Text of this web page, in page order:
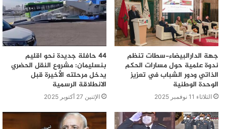
جهة الدارالبيضاء-سطات تنظم
ندوة علمية حول مسارات الحكم
الذاتي ودور الشباب في تعزيز
الوحدة الوطنية
الثلاثاء 11 نوفمبر 2025
44 حافلة جديدة نحو اقليم
بنسليمان: مشروع النقل الحضري
يدخل مرحلته الأخيرة قبل
الانطلاقة الرسمية
الإثنين 27 أكتوبر 2025